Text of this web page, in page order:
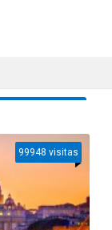
99948 visitas